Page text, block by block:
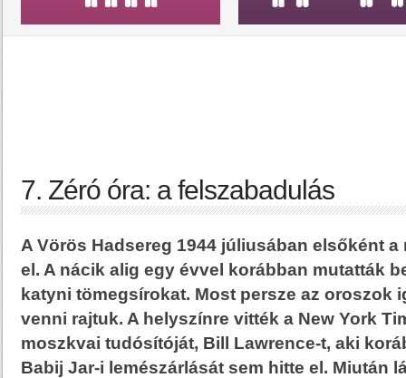
7. Zéró óra: a felszabadulás
A Vörös Hadsereg 1944 júliusában elsőként
el. A nácik alig egy évvel korábban mutatták
katyni tömegsírokat. Most persze az oroszok
venni rajtuk. A helyszínre vitték a New York
moszkvai tudósítóját, Bill Lawrence-t, aki
Babij Jar-i lemészárlását sem hitte el. Miután